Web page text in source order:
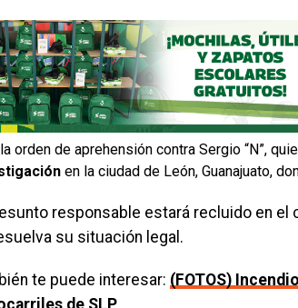
orden de aprehensión contra Sergio “N”,
en la ciudad de León, Guanajuato,
responsable estará recluido en
su situación legal.
te puede interesar: (FOTOS)
de SLP